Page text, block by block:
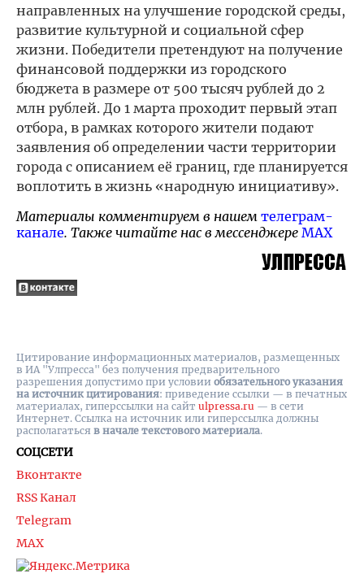
направленных на улучшение городской среды,
развитие культурной и социальной сфер
жизни. Победители претендуют на получение
финансовой поддержки из городского
бюджета в размере от 500 тысяч рублей до 2
млн рублей. До 1 марта проходит первый этап
отбора, в рамках которого жители подают
заявления об определении части территории
города с описанием её границ, где планируется
воплотить в жизнь «народную инициативу».
Материалы комментируем в нашем телеграм-
канале. Также читайте нас в мессенджере MAX
СОЦСЕТИ
Вконтакте
RSS Канал
Telegram
MAX
Цитирование информационных материалов, размещенных
в ИА "Улпресса" без получения предварительного
разрешения допустимо при условии обязательного указания
на источник цитирования: приведение ссылки — в печатных
материалах, гиперссылки на cайт ulpressa.ru — в сети
Интернет. Ссылка на источник или гиперссылка должны
располагаться в начале текстового материала.